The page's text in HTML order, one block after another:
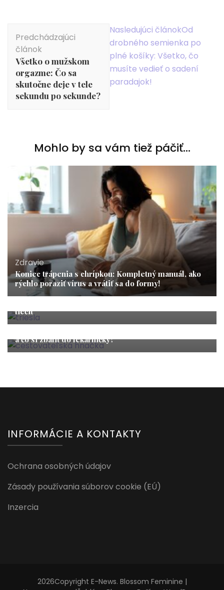
Navigácia
článku
Predchádzajúci
článok
Všetko o mužskom
orgazme: Čo sa
skutočne deje v tele
sekundu po sekunde?
Nasledujúci článokOd
drobného semienka po
plné košíky: Všetko, čo
musíte vedieť o sadení
paradajok!
Mohlo by sa vám tiež páčiť...
Zdravie
Koniec trápenia s chrípkou: Kompletný manuál, ako
rýchlo poraziť vírus a vrátiť sa do formy!
Zdravie
liečiť
Zdravie
a čo si zbaliť do lekárničky?
INFORMÁCIE A KONTAKTY
Ochrana osobných údajov
Zásady používania súborov cookie (EÚ)
Inzercia
2026Copyright E-News. Blossom Feminine |